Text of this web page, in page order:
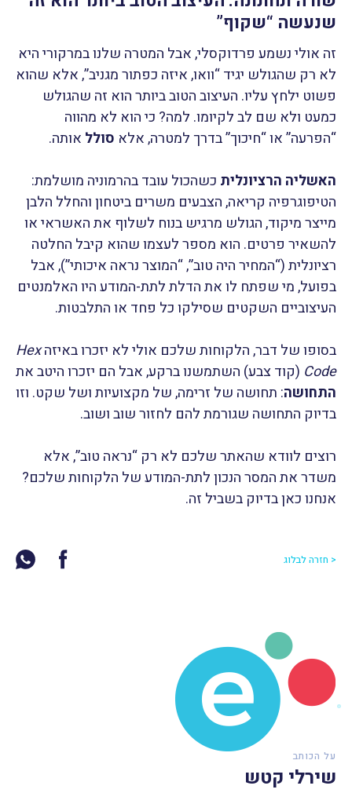
שנעשה “שקוף”
זה אולי נשמע פרדוקסלי, אבל המטרה שלנו במרקורי היא
לא רק שהגולש יגיד “וואו, איזה כפתור מגניב”, אלא שהוא
פשוט ילחץ עליו. העיצוב הטוב ביותר הוא זה שהגולש
כמעט ולא שם לב לקיומו. למה? כי הוא לא מהווה
“הפרעה” או “חיכוך” בדרך למטרה, אלא סולל אותה.
האשליה הרציונלית כשהכול עובד בהרמוניה מושלמת:
הטיפוגרפיה קריאה, הצבעים משרים ביטחון והחלל הלבן
מייצר מיקוד, הגולש מרגיש בנוח לשלוף את האשראי או
להשאיר פרטים. הוא מספר לעצמו שהוא קיבל החלטה
רציונלית (“המחיר היה טוב”, “המוצר נראה איכותי”), אבל
בפועל, מי שפתח לו את הדלת לתת-המודע היו האלמנטים
העיצוביים השקטים שסילקו כל פחד או התלבטות.
בסופו של דבר, הלקוחות שלכם אולי לא יזכרו באיזהHex
Code (קוד צבע) השתמשנו ברקע, אבל הם יזכרו היטב את
התחושה: תחושה של זרימה, של מקצועיות ושל שקט. וזו
בדיוק התחושה שגורמת להם לחזור שוב ושוב.
רוצים לוודא שהאתר שלכם לא רק “נראה טוב”, אלא
משדר את המסר הנכון לתת-המודע של הלקוחות שלכם?
אנחנו כאן בדיוק בשביל זה.
< חזרה לבלוג
על הכותב
שירלי קטש